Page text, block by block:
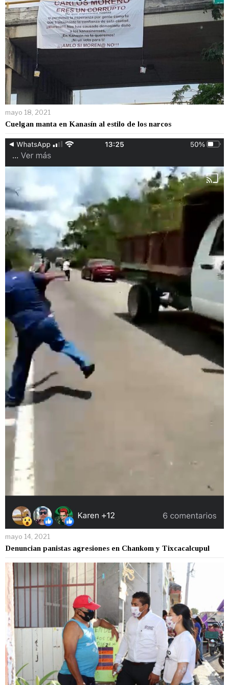
mayo 18, 2021
Cuelgan manta en Kanasín al estilo de los narcos
mayo 14, 2021
Denuncian panistas agresiones en Chankom y Tixcacalcupul